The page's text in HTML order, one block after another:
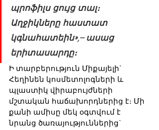
պրոֆիլս ցույց տալ։
Աղջիկները հաստատ
կգնահատեին»,– ասաց
երիտասարդը։
Ի տարբերություն Միքայելի`
Հեղինեն կոսմետոլոգների և
պլաստիկ վիրաբույժների
մշտական հաճախորդներից է։ Մի
քանի ամիսը մեկ օգտվում է
նրանց ծառայություններից`